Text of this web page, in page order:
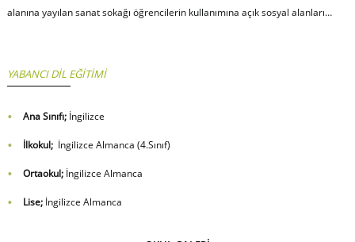
alanına yayılan sanat sokağı öğrencilerin kullanımına açık sosyal alanları…
YABANCI DİL EĞİTİMİ
Ana Sınıfı;İngilizce
İlkokul; İngilizce Almanca (4.Sınıf)
Ortaokul; İngilizce Almanca
Lise; İngilizce Almanca